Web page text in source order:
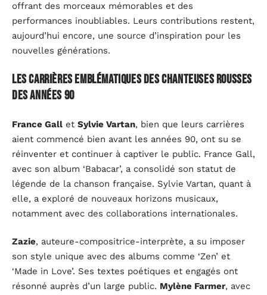
offrant des morceaux mémorables et des
performances inoubliables. Leurs contributions restent,
aujourd’hui encore, une source d’inspiration pour les
nouvelles générations.
Les carrières emblématiques des chanteuses rousses
des années 90
France Gall et Sylvie Vartan, bien que leurs carrières
aient commencé bien avant les années 90, ont su se
réinventer et continuer à captiver le public. France Gall,
avec son album ‘Babacar’, a consolidé son statut de
légende de la chanson française. Sylvie Vartan, quant à
elle, a exploré de nouveaux horizons musicaux,
notamment avec des collaborations internationales.
Zazie, auteure-compositrice-interprète, a su imposer
son style unique avec des albums comme ‘Zen’ et
‘Made in Love’. Ses textes poétiques et engagés ont
résonné auprès d’un large public. Mylène Farmer, avec